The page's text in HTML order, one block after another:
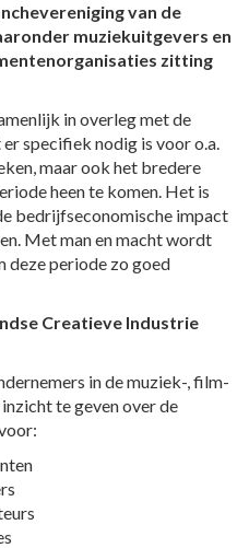
van de
muziekuitgevers en
zitting
in overleg met de
specifiek nodig is voor o.a.
maar ook het bredere
heen te komen. Het is
bedrijfseconomische impact
Met man en macht wordt
deze periode zo goed
Creatieve Industrie
in de muziek-, film-
te geven over de